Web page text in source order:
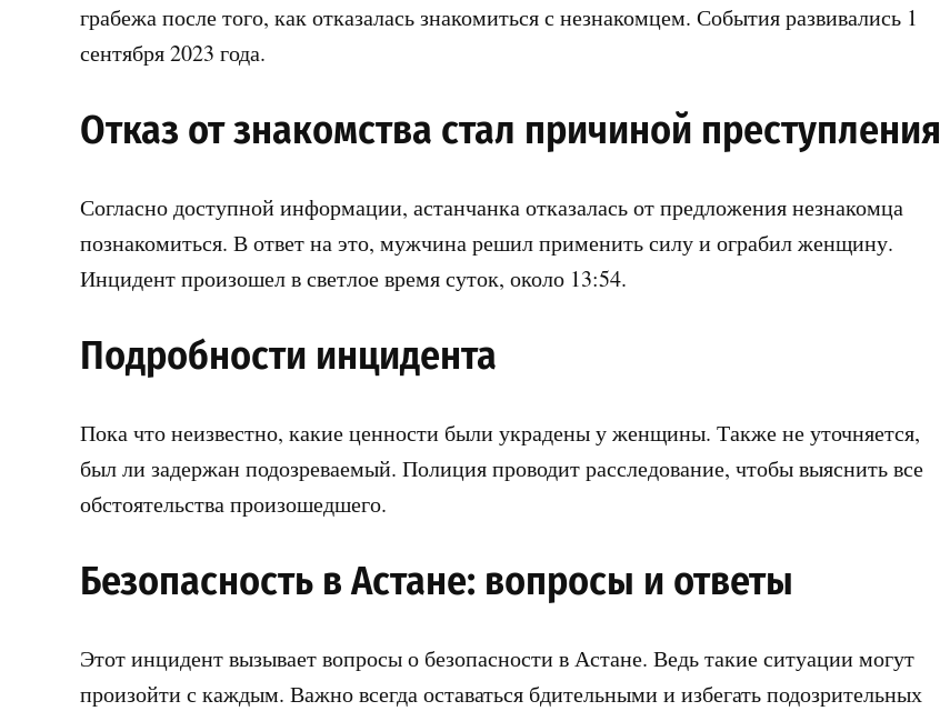
грабежа после того, как отказалась знакомиться с незнакомцем. События развивались 1
сентября 2023 года.
Отказ от знакомства стал причиной преступления
Согласно доступной информации, астанчанка отказалась от предложения незнакомца
познакомиться. В ответ на это, мужчина решил применить силу и ограбил женщину.
Инцидент произошел в светлое время суток, около 13:54.
Подробности инцидента
Пока что неизвестно, какие ценности были украдены у женщины. Также не уточняется,
был ли задержан подозреваемый. Полиция проводит расследование, чтобы выяснить все
обстоятельства произошедшего.
Безопасность в Астане: вопросы и ответы
Этот инцидент вызывает вопросы о безопасности в Астане. Ведь такие ситуации могут
произойти с каждым. Важно всегда оставаться бдительными и избегать подозрительных